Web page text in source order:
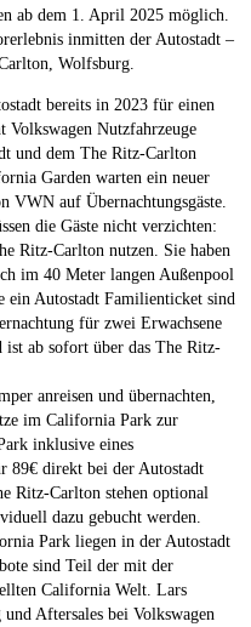
ab dem 1. April 2025 möglich.
inmitten der Autostadt –
Wolfsburg.
bereits in 2023 für einen
Volkswagen Nutzfahrzeuge
und dem The Ritz-Carlton
Garden warten ein neuer
auf Übernachtungsgäste.
die Gäste nicht verzichten:
Ritz-Carlton nutzen. Sie haben
im 40 Meter langen Außenpool
ein Autostadt Familienticket sind
für zwei Erwachsene
ab sofort über das The Ritz-
anreisen und übernachten,
im California Park zur
inklusive eines
89€ direkt bei der Autostadt
Ritz-Carlton stehen optional
dazu gebucht werden.
Park liegen in der Autostadt
sind Teil der mit der
California Welt. Lars
Aftersales bei Volkswagen